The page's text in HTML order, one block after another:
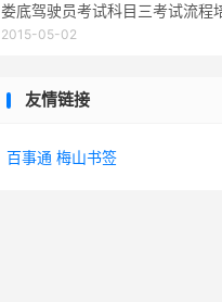
娄底驾驶员考试科目三考试流程
2015-05-02
友情链接
百事通 梅山书签